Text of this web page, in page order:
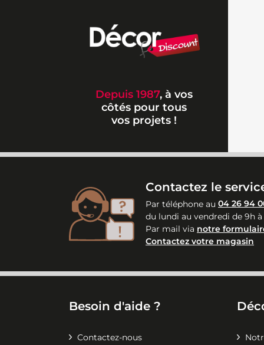
Depuis 1987, à vos
côtés pour tous
vos projets !
Contactez le
Par téléphone au 04 26 94
du lundi au vendredi de 9h à
Par mail via notre
Contactez votre magasin
Besoin d'aide ?
Contactez-nous